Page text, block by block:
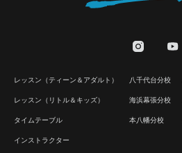
レッスン（ティーン＆アダルト）
レッスン（リトル＆キッズ）
タイムテーブル
インストラクター
八千代台分校
海浜幕張分校
本八幡分校